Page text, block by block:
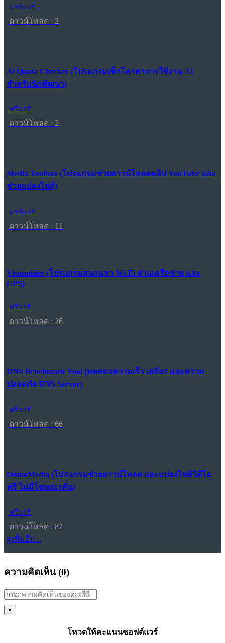
แชร์แวร์
ดาวน์โหลด : 2
Ai Quota Checker (โปรแกรมเช็กโควตาการใช้งาน AI
สำหรับนักพัฒนา)
ฟรีแวร์
ดาวน์โหลด : 2
Media Toolbox (โปรแกรมช่วยดาวน์โหลดคลิป YouTube และ
ช่วยแปลงไฟล์)
แชร์แวร์
ดาวน์โหลด : 11
Vistumbler (โปรแกรมสแกนหา Wi-Fi ผ่านเครือข่าย และ
GPS)
ฟรีแวร์
ดาวน์โหลด : 26
DNS Benchmark Tool (ทดสอบความเร็ว เสถียร และความ
ปลอดภัย DNS Server)
ฟรีแวร์
ดาวน์โหลด : 66
OnionMedia (โปรแกรมช่วยดาวน์โหลด และแปลงไฟล์วิดีโอ
ฟรี ไม่มีโฆษณาคั่น)
ฟรีแวร์
ดาวน์โหลด : 82
ดูเพิ่มอีก...
ความคิดเห็น (0)
×
โหวตให้คะแนนซอฟต์แวร์